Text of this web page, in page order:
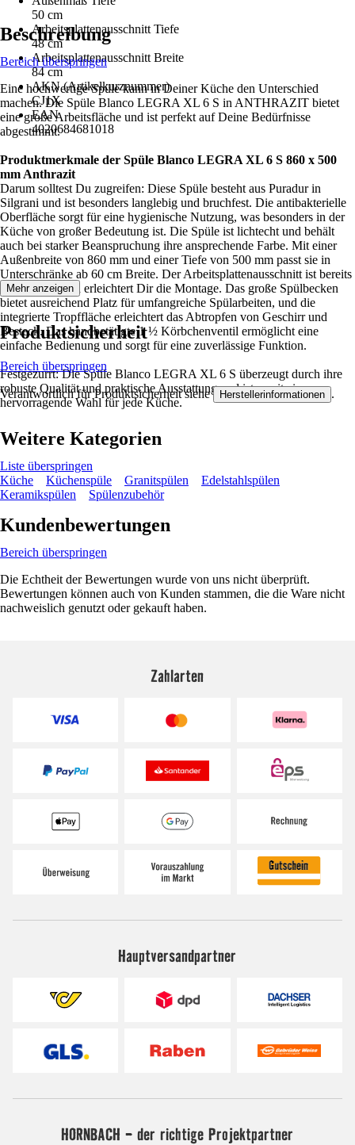
50 cm
Arbeitsplattenausschnitt Tiefe
48 cm
Arbeitsplattenausschnitt Breite
84 cm
AKN (Artikelkurznummer)
CJ1X
EAN
4020684681018
Beschreibung
Bereich überspringen
Eine hochwertige Spüle kann in Deiner Küche den Unterschied
machen. Die Spüle Blanco LEGRA XL 6 S in ANTHRAZIT bietet
eine große Arbeitsfläche und ist perfekt auf Deine Bedürfnisse
abgestimmt.
Produktmerkmale der Spüle Blanco LEGRA XL 6 S 860 x 500
mm Anthrazit
Darum solltest Du zugreifen: Diese Spüle besteht aus Puradur in
Silgrani und ist besonders langlebig und bruchfest. Die antibakterielle
Oberfläche sorgt für eine hygienische Nutzung, was besonders in der
Küche von großer Bedeutung ist. Die Spüle ist lichtecht und behält
auch bei starker Beanspruchung ihre ansprechende Farbe. Mit einer
Außenbreite von 860 mm und einer Tiefe von 500 mm passt sie in
Unterschränke ab 60 cm Breite. Der Arbeitsplattenausschnitt ist bereits
vorgegeben und erleichtert Dir die Montage. Das große Spülbecken
bietet ausreichend Platz für umfangreiche Spülarbeiten, und die
integrierte Tropffläche erleichtert das Abtropfen von Geschirr und
Besteck. Das handbetätigte 1 ½ Körbchenventil ermöglicht eine
einfache Bedienung und sorgt für eine zuverlässige Funktion.
Festgezurrt: Die Spüle Blanco LEGRA XL 6 S überzeugt durch ihre
robuste Qualität und praktische Ausstattung und ist somit eine
hervorragende Wahl für jede Küche.
Mehr anzeigen
Produktsicherheit
Bereich überspringen
Verantwortlich für Produktsicherheit siehe Herstellerinformationen .
Weitere Kategorien
Liste überspringen
Küche
Küchenspüle Granitspülen
Edelstahlspülen
Keramikspülen
Spülenzubehör
Kundenbewertungen
Bereich überspringen
Die Echtheit der Bewertungen wurde von uns nicht überprüft.
Bewertungen können auch von Kunden stammen, die die Ware nicht
nachweislich genutzt oder gekauft haben.
Zahlarten
Hauptversandpartner
HORNBACH - der richtige Projektpartner